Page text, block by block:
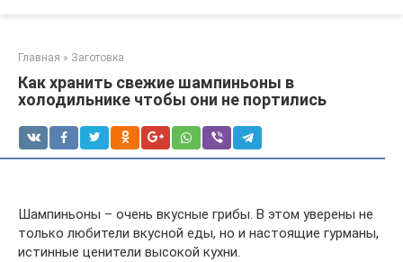
Главная » Заготовка
Как хранить свежие шампиньоны в
холодильнике чтобы они не портились
Шампиньоны – очень вкусные грибы. В этом уверены не
только любители вкусной еды, но и настоящие гурманы,
истинные ценители высокой кухни.